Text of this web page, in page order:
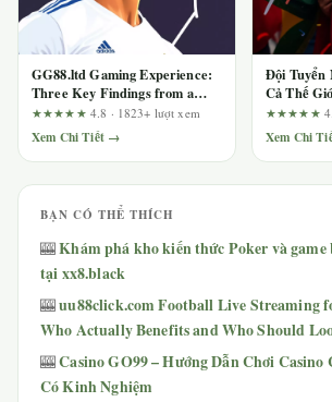
GG88.ltd Gaming Experience:
Three Key Findings from a
Touchpoint-by-Touchpoint
Review
★★★★★ 4.8 · 1823+ lượt xem
Xem Chi Tiết →
Đội Tuyển
Cả Thế
2026?
★★★★★
Xem Chi
BẠN CÓ THỂ THÍCH
🎰Khám phá kho kiến thức Poker và game
tại xx8.black
🎰uu88click.com Football Live Streaming
Who Actually Benefits and Who Should
🎰Casino GO99 – Hướng Dẫn Chơi Casino
Có Kinh Nghiệm